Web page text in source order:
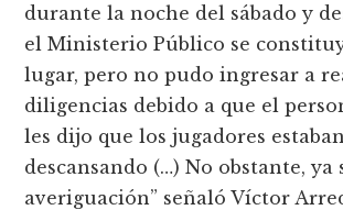
durante la noche del sábado y
el Ministerio Público se
lugar, pero no pudo ingresar a
diligencias debido a que el
les dijo que los jugadores estaban
descansando (…) No obstante, ya
averiguación” señaló Víctor